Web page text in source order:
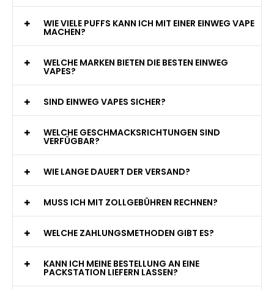
WIE VIELE PUFFS KANN ICH MIT EINER EINWEG VAPE
MACHEN?
WELCHE MARKEN BIETEN DIE BESTEN EINWEG
VAPES?
SIND EINWEG VAPES SICHER?
WELCHE GESCHMACKSRICHTUNGEN SIND
VERFÜGBAR?
WIE LANGE DAUERT DER VERSAND?
MUSS ICH MIT ZOLLGEBÜHREN RECHNEN?
WELCHE ZAHLUNGSMETHODEN GIBT ES?
KANN ICH MEINE BESTELLUNG AN EINE
PACKSTATION LIEFERN LASSEN?